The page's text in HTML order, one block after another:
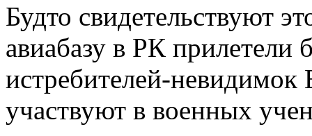
Будто свидетельствуют
авиабазу в РК прилетели
истребителей-
участвуют в военных